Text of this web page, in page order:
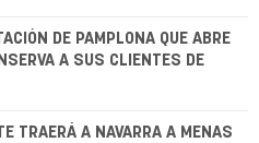
DE PAMPLONA QUE ABRE
A SUS CLIENTES DE
TRAERÁ A NAVARRA A MENAS